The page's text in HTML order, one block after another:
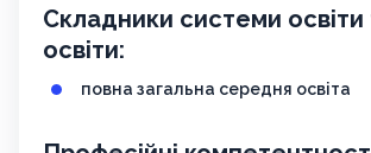
Складники системи освіти
освіти:
повна загальна середня освіта